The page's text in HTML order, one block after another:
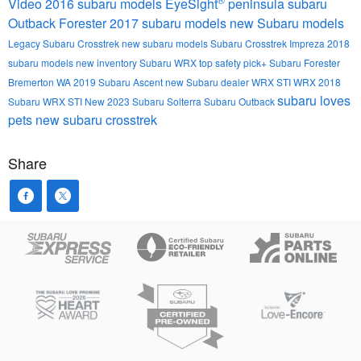
Video2016 subaru models EyeSight peninsula subaru
Outback Forester2017 subaru models new Subaru models
LegacySubaru Crosstreknew subaru modelsSubaru Crosstrek Impreza 2018
subaru modelsnew inventorySubaru WRXtop safety pick+Subaru Forester
Bremerton WA2019 Subaru Ascentnew Subaru dealerWRX STIWRX2018
Subaru WRX STI New2023 Subaru Solterra Subaru Outbacksubaru loves
pets new subaru crosstrek
Share